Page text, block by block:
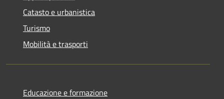
Catasto e urbanistica
Turismo
Mobilità e trasporti
Educazione e formazione